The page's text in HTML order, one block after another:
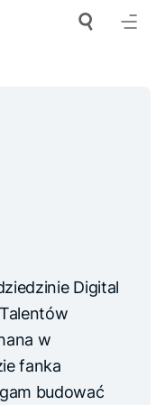
Digital
w
fanka
budować